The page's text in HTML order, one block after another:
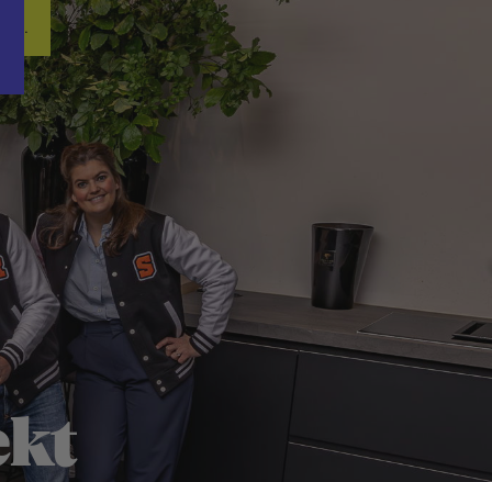
Word nu gratis en geheel vrijblijvend lid van ons Vacature Via